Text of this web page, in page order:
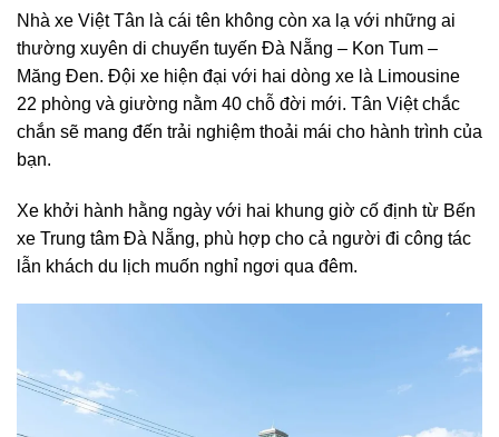
Nhà xe Việt Tân là cái tên không còn xa lạ với những ai
thường xuyên di chuyển tuyến Đà Nẵng – Kon Tum –
Măng Đen. Đội xe hiện đại với hai dòng xe là Limousine
22 phòng và giường nằm 40 chỗ đời mới. Tân Việt chắc
chắn sẽ mang đến trải nghiệm thoải mái cho hành trình của
bạn.
Xe khởi hành hằng ngày với hai khung giờ cố định từ Bến
xe Trung tâm Đà Nẵng, phù hợp cho cả người đi công tác
lẫn khách du lịch muốn nghỉ ngơi qua đêm.